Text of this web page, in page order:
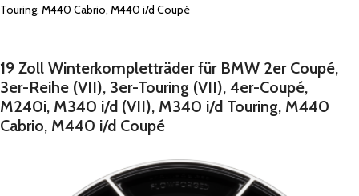
Touring, M440 Cabrio, M440 i/d Coupé
19 Zoll Winterkompletträder für BMW 2er Coupé,
3er-Reihe (VII), 3er-Touring (VII), 4er-Coupé,
M240i, M340 i/d (VII), M340 i/d Touring, M440
Cabrio, M440 i/d Coupé